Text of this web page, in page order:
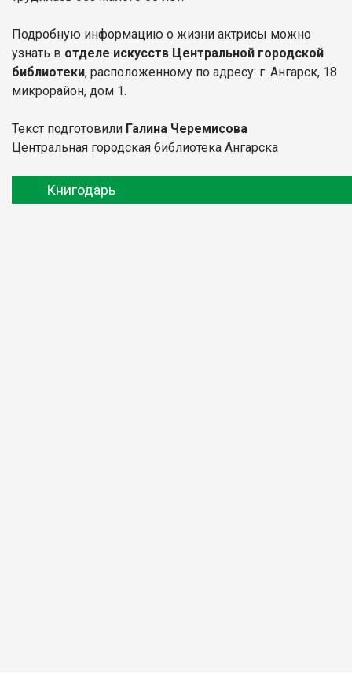
Подробную информацию о жизни актрисы можно
узнать в отделе искусств Центральной городской
библиотеки, расположенному по адресу: г. Ангарск, 18
микрорайон, дом 1.
Текст подготовили Галина Черемисова
Центральная городская библиотека Ангарска
Книгодарь